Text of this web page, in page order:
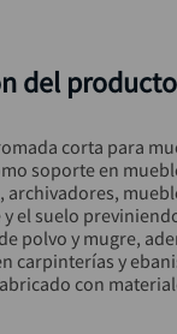
del producto
corta para
soporte en
archivadores,
y el suelo
polvo y mugre,
carpinterías y
con